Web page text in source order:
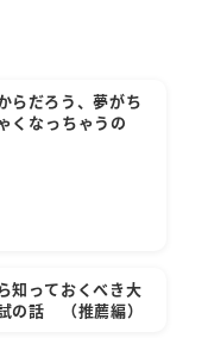
らだろう、夢がち
くなっちゃうの
知っておくべき大
の話 （推薦編）